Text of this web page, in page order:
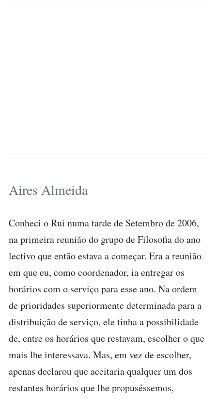
Aires Almeida
Conheci o Rui numa tarde de Setembro de 2006,
na primeira reunião do grupo de Filosofia do ano
lectivo que então estava a começar. Era a reunião
em que eu, como coordenador, ia entregar os
horários com o serviço para esse ano. Na ordem
de prioridades superiormente determinada para a
distribuição de serviço, ele tinha a possibilidade
de, entre os horários que restavam, escolher o que
mais lhe interessava. Mas, em vez de escolher,
apenas declarou que aceitaria qualquer um dos
restantes horários que lhe propuséssemos,